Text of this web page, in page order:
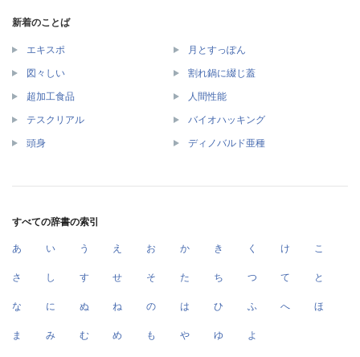
新着のことば
エキスポ 月とすっぽん
図々しい 割れ鍋に綴じ蓋
超加工食品 人間性能
テスクリアル バイオハッキング
頭身 ディノバルド亜種
すべての辞書の索引
あ い う え お か き く け こ
さ し す せ そ た ち つ て と
な に ぬ ね の は ひ ふ へ ほ
ま み む め も や ゆ よ